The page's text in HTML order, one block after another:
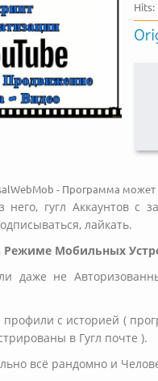
Hits:
- Программа
него, гугл Аккаунтов
лайкать.
Режиме Мобильных
даже не
профили с историей (
в Гугл почте ).
всё рандомно и